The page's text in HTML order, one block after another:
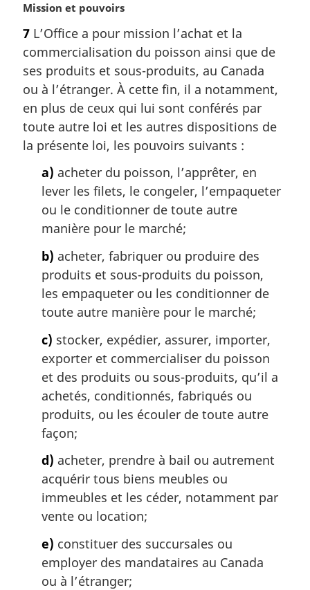
e
:
N
t
e
m
a
g
i
n
Mission et pouvoirs
7 L’Office a pour mission l’achat et la
commercialisation du poisson ainsi que de
ses produits et sous-produits, au Canada
ou à l’étranger. À cette fin, il a notamment,
en plus de ceux qui lui sont conférés par
toute autre loi et les autres dispositions de
la présente loi, les pouvoirs suivants :
a) acheter du poisson, l’apprêter, en
lever les filets, le congeler, l’empaqueter
ou le conditionner de toute autre
manière pour le marché;
b) acheter, fabriquer ou produire des
produits et sous-produits du poisson,
les empaqueter ou les conditionner de
toute autre manière pour le marché;
c) stocker, expédier, assurer, importer,
exporter et commercialiser du poisson
et des produits ou sous-produits, qu’il a
achetés, conditionnés, fabriqués ou
produits, ou les écouler de toute autre
façon;
d) acheter, prendre à bail ou autrement
acquérir tous biens meubles ou
immeubles et les céder, notamment par
vente ou location;
e) constituer des succursales ou
employer des mandataires au Canada
ou à l’étranger;